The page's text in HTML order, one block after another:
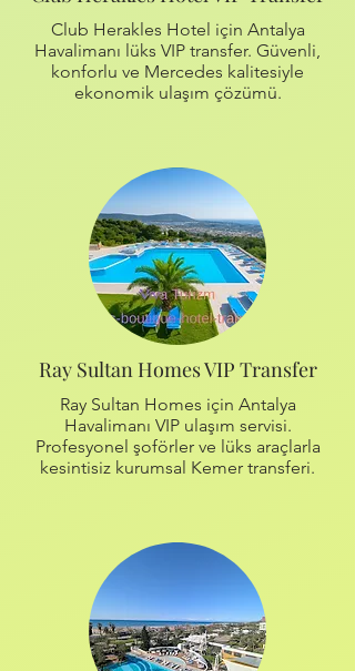
Club Herakles Hotel için Antalya
Havalimanı lüks VIP transfer. Güvenli,
konforlu ve Mercedes kalitesiyle
ekonomik ulaşım çözümü.
Ray Sultan Homes VIP Transfer
Ray Sultan Homes için Antalya
Havalimanı VIP ulaşım servisi.
Profesyonel şoförler ve lüks araçlarla
kesintisiz kurumsal Kemer transferi.